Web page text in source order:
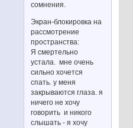
сомнения.
Экран-блокировка на
рассмотрение
пространства:
Я смертельно
устала. мне очень
сильно хочется
спать. у меня
закрываются глаза. я
ничего не хочу
говорить и никого
слышать - я хочу